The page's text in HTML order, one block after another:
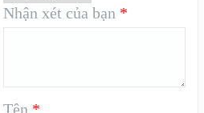
Nhận xét của bạn *
Tên *